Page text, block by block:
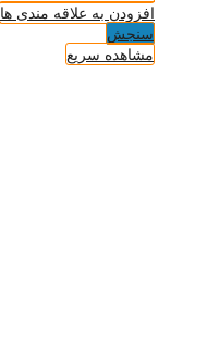
افزودن به علاقه مندی ها
سنجش
مشاهده سریع